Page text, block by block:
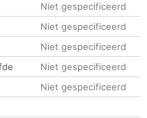
Niet gespecificeerd
Niet gespecificeerd
Niet gespecificeerd
Niet gespecificeerd
Niet gespecificeerd